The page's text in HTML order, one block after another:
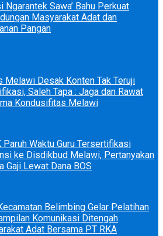
Ngarantek Sawa’ Bahu Perkuat
Masyarakat Adat dan
Pangan
Melawi Desak Konten Tak Teruji
Saleh Tapa : Jaga dan Rawat
Kondusifitas Melawi
Paruh Waktu Guru Tersertifikasi
ke Disdikbud Melawi, Pertanyakan
Gaji Lewat Dana BOS
Belimbing Gelar Pelatihan
Komunikasi Ditengah
Adat Bersama PT RKA